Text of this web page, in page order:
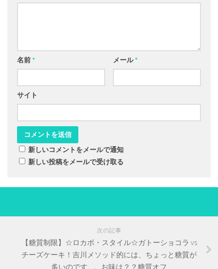
名前* メール*
サイト
新しいコメントをメールで通知
新しい投稿をメールで受け取る
次の記事
【糖質制限】☆ロカボ・スタイル☆ガトーショコラ vs
チーズケーキ！吉川メソッド的には、ちょっと糖質が
多いのです…。お味は？？糖質オフ